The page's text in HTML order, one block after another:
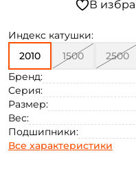
Индекс катушки:
2010
1500 2500
Бренд:
Серия:
Размер:
Вес:
Подшипники:
Все характеристики